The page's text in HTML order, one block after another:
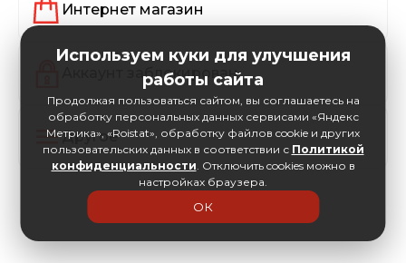
Интернет магазин
Аккаунт заблокирован
Другое
Используем куки для улучшения
работы сайта
Продолжая пользоваться сайтом, вы соглашаетесь на
обработку персональных данных сервисами «Яндекс
Метрика», «Roistat», обработку файлов cookie и других
пользовательских данных в соответствии с Политикой
конфиденциальности. Отключить cookies можно в
настройках браузера.
ОК